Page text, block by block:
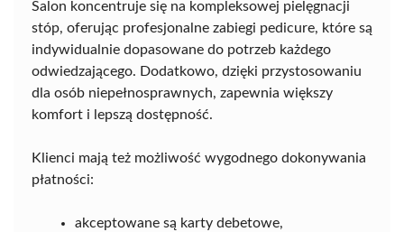
Salon koncentruje się na kompleksowej pielęgnacji
stóp, oferując profesjonalne zabiegi pedicure, które są
indywidualnie dopasowane do potrzeb każdego
odwiedzającego. Dodatkowo, dzięki przystosowaniu
dla osób niepełnosprawnych, zapewnia większy
komfort i lepszą dostępność.
Klienci mają też możliwość wygodnego dokonywania
płatności:
akceptowane są karty debetowe,